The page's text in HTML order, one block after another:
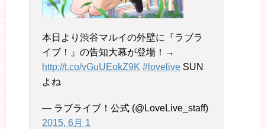
本日より渋谷マルイの外壁に『ラブラ
イブ！』の告知大幕が登場！→
http://t.co/vGuUEokZ9K #lovelive SUN
よね
— ラブライブ！公式 (@LoveLive_staff)
2015, 6月 1